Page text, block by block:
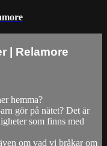
| Relamore
hemma?
gör på nätet? Det är
som finns med
om vad vi bråkar om